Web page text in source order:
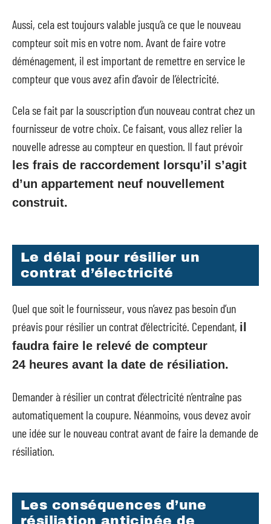
Aussi, cela est toujours valable jusqu’à ce que le nouveau
compteur soit mis en votre nom. Avant de faire votre
déménagement, il est important de remettre en service le
compteur que vous avez afin d’avoir de l’électricité.
Cela se fait par la souscription d’un nouveau contrat chez un
fournisseur de votre choix. Ce faisant, vous allez relier la
nouvelle adresse au compteur en question. Il faut prévoir
les frais de raccordement lorsqu’il s’agit
d’un appartement neuf nouvellement
construit.
Le délai pour résilier un
contrat d’électricité
Quel que soit le fournisseur, vous n’avez pas besoin d’un
préavis pour résilier un contrat d’électricité. Cependant, il
faudra faire le relevé de compteur
24 heures avant la date de résiliation.
Demander à résilier un contrat d’électricité n’entraîne pas
automatiquement la coupure. Néanmoins, vous devez avoir
une idée sur le nouveau contrat avant de faire la demande de
résiliation.
Les conséquences d’une
résiliation anticipée de